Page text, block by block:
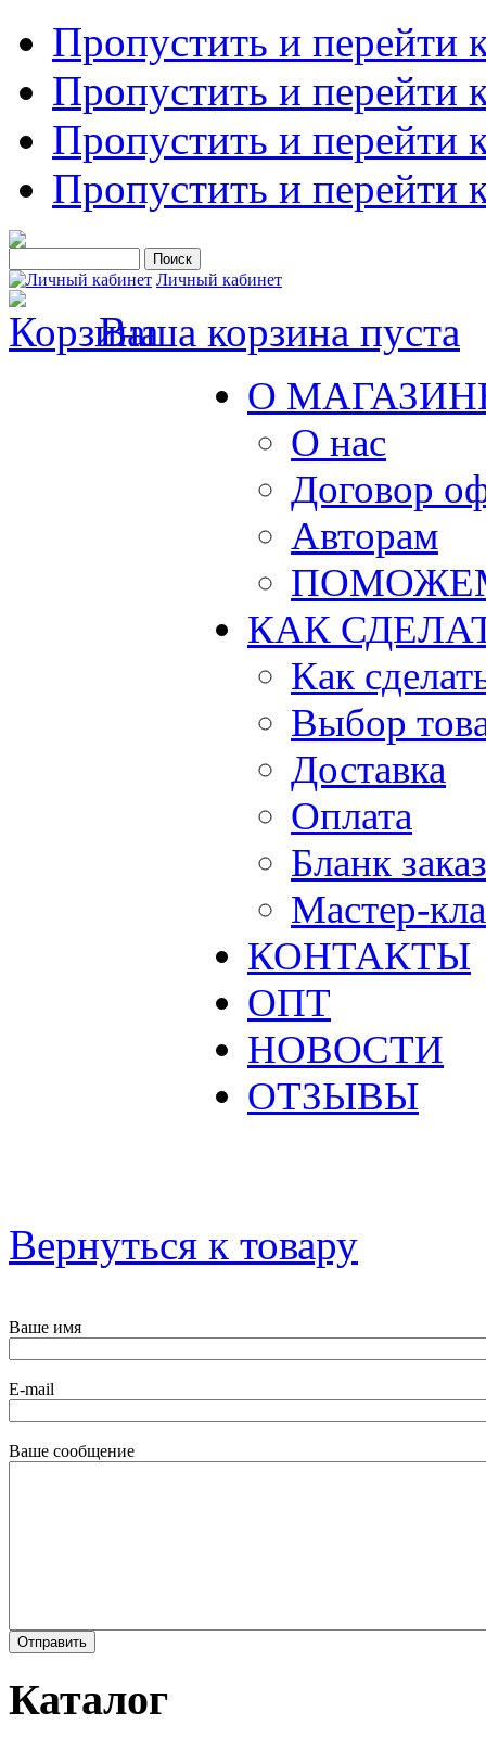
Пропустить и перейти
Пропустить и перейти
Пропустить и перейти
Пропустить и перейти
Личный кабинет
Ваша корзина пуста
О
О нас
Договор
Авторам
КАК
Как
Выбор
Доставка
Оплата
Бланк
Мастер-
КОНТАКТЫ
ОПТ
НОВОСТИ
ОТЗЫВЫ
Вернуться к товару
Ваше имя
E-mail
Ваше сообщение
Каталог